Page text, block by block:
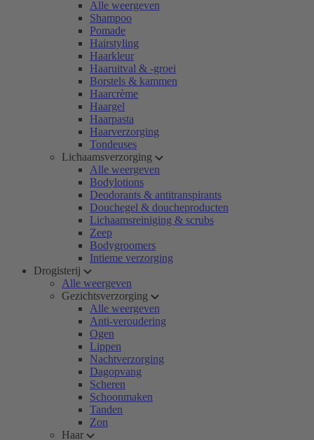
Alle weergeven
Shampoo
Pomade
Hairstyling
Haarkleur
Haaruitval & -groei
Borstels & kammen
Haarcrème
Haargel
Haarpasta
Haarverzorging
Tondeuses
Lichaamsverzorging
Alle weergeven
Bodylotions
Deodorants & antitranspirants
Douchegel & doucheproducten
Lichaamsreiniging & scrubs
Zeep
Bodygroomers
Intieme verzorging
Drogisterij
Alle weergeven
Gezichtsverzorging
Alle weergeven
Anti-veroudering
Ogen
Lippen
Nachtverzorging
Dagopvang
Scheren
Schoonmaken
Tanden
Zon
Haar